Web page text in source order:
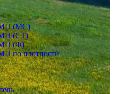
МП (МС)
(СТ)
(Ф)
по плотности